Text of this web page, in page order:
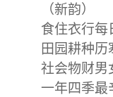
（新韵）
食住衣行每
田园耕种历
社会物财男
一年四季最